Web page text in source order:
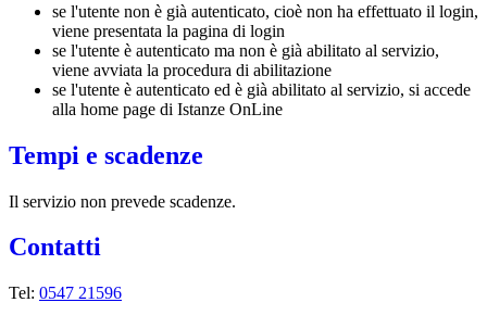
se l'utente non è già autenticato, cioè non ha effettuato il login,
viene presentata la pagina di login
se l'utente è autenticato ma non è già abilitato al servizio,
viene avviata la procedura di abilitazione
se l'utente è autenticato ed è già abilitato al servizio, si accede
alla home page di Istanze OnLine
Tempi e scadenze
Il servizio non prevede scadenze.
Contatti
Tel: 0547 21596